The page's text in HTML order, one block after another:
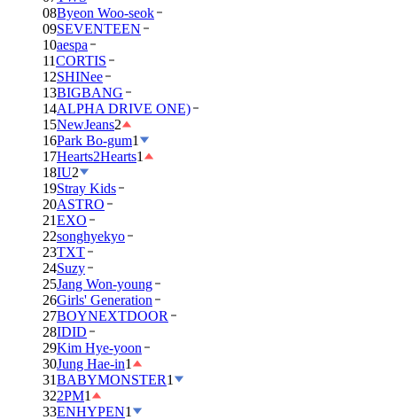
08Byeon Woo-seok
09SEVENTEEN
10aespa
11CORTIS
12SHINee
13BIGBANG
14ALPHA DRIVE ONE)
15NewJeans2
16Park Bo-gum1
17Hearts2Hearts1
18IU2
19Stray Kids
20ASTRO
21EXO
22songhyekyo
23TXT
24Suzy
25Jang Won-young
26Girls' Generation
27BOYNEXTDOOR
28IDID
29Kim Hye-yoon
30Jung Hae-in1
31BABYMONSTER1
322PM1
33ENHYPEN1